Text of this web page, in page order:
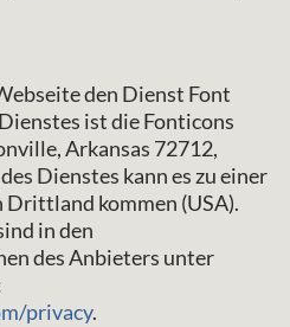
den Dienst Font
ist die Fonticons
Arkansas 72712,
Dienstes kann es zu einer
kommen (USA).
in den
des Anbieters unter
privacy.